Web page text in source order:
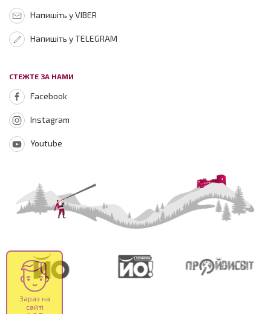
Напишіть у VIBER
Напишіть у TELEGRAM
СТЕЖТЕ ЗА НАМИ
Facebook
Instagram
Youtube
Зараз на
сайті
402
відвідувачів
з 77 міст